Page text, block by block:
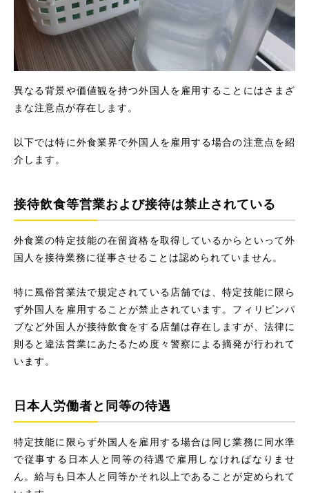
異なる背景や価値観を持つ外国人を雇用することにはさまざ
まな注意点が存在します。
以下では特に外食業界で外国人を雇用する場合の注意点を紹
介します。
接待飲食等営業および接待は禁止されている
外食業の特定技能の在留資格を取得しているからといって外
国人を接待業務に従事させることは認められていません。
特に風俗営業法で規定されている店舗では、特定技能に限ら
ず外国人を雇用することが禁止されています。フィリピンパ
ブなど外国人が接待飲食をする店舗は存在しますが、法律に
則ると違法営業にあたるため度々警察による摘発が行われて
います。
日本人労働者と同等の待遇
特定技能に限らず外国人を雇用する場合は同じ業務に同水準
で従事する日本人と同等の待遇で雇用しなければなりませ
ん。給与も日本人と同等かそれ以上であることが定められて